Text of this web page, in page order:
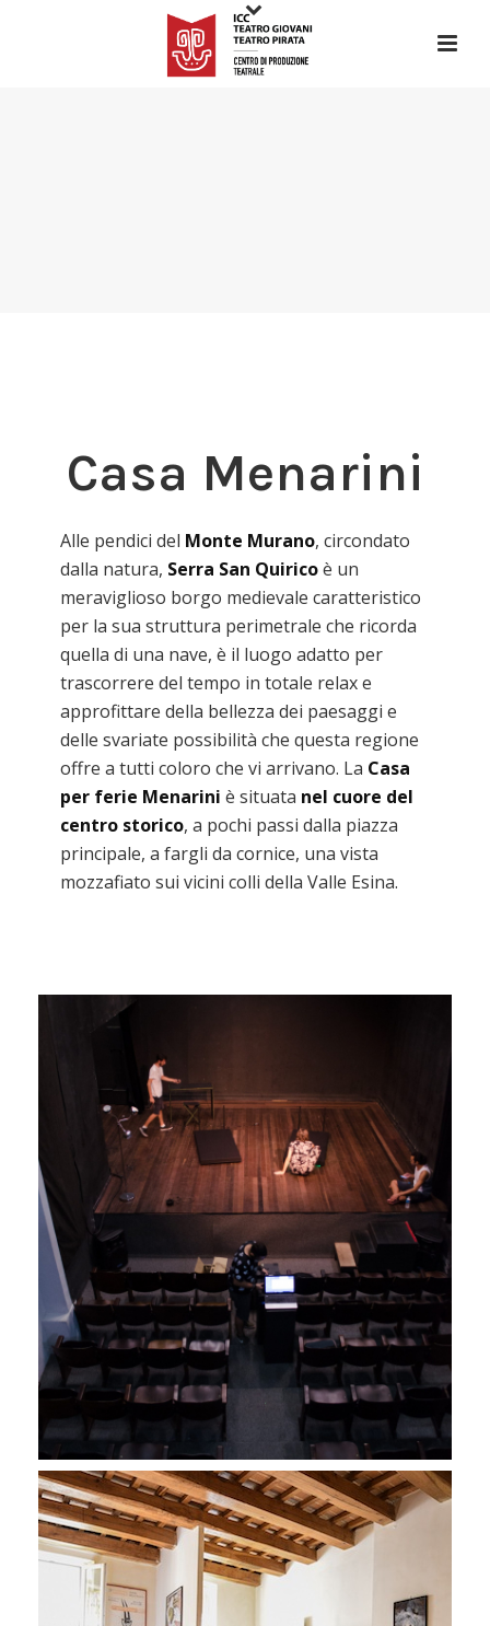
Casa Menarini
Alle pendici del Monte Murano, circondato
dalla natura, Serra San Quiricoè un
meraviglioso borgo medievale caratteristico
per la sua struttura perimetrale che ricorda
quella di una nave, è il luogo adatto per
trascorrere del tempo in totale relax e
approfittare della bellezza dei paesaggi e
delle svariate possibilità che questa regione
offre a tutti coloro che vi arrivano. La Casa
per ferie Menarini è situata nel cuore del
centro storico, a pochi passi dalla piazza
principale, a fargli da cornice, una vista
mozzafiato sui vicini colli della Valle Esina.